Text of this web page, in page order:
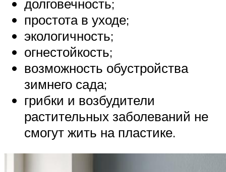
долговечность;
простота в уходе;
экологичность;
огнестойкость;
возможность обустройства
зимнего сада;
грибки и возбудители
растительных заболеваний не
смогут жить на пластике.